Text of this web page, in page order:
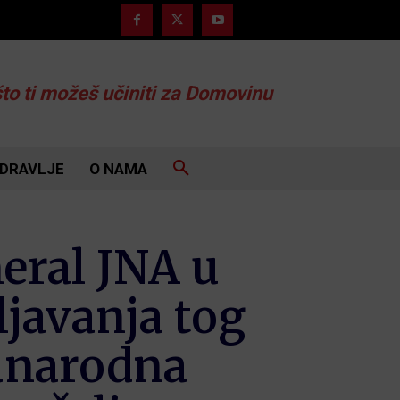
ti možeš učiniti za Domovinu
O NAMA
JNA u
tog